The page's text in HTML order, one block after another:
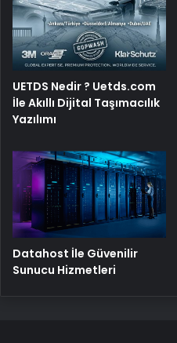
UETDS Nedir ? Uetds.com
İle Akıllı Dijital Taşımacılık
Yazılımı
Datahost İle Güvenilir
Sunucu Hizmetleri